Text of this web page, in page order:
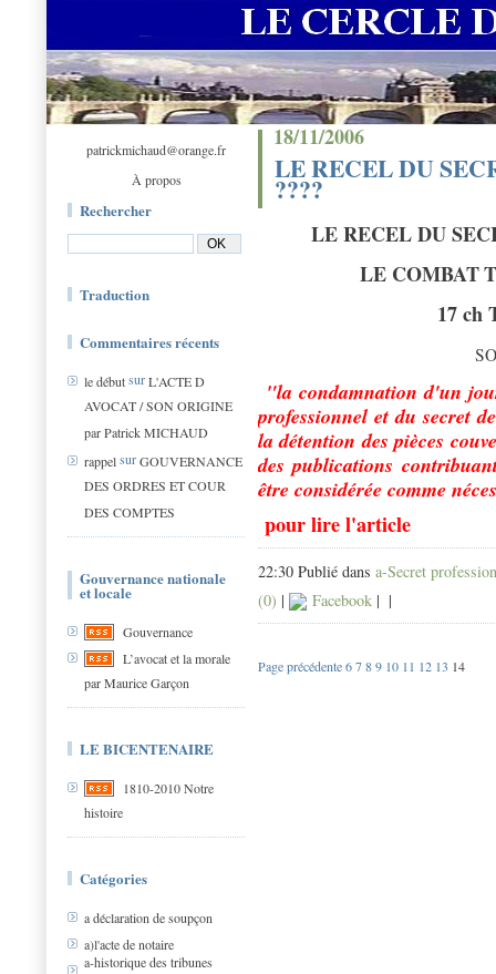
patrickmichaud@orange.fr
À propos
Rechercher
Traduction
Commentaires récents
le débutsurL'ACTE D
AVOCAT / SON ORIGINE
par Patrick MICHAUD
rappelsurGOUVERNANCE
DES ORDRES ET COUR
DES COMPTES
Gouvernance nationale
et locale
Gouvernance
L’avocat et la morale
par Maurice Garçon
LE BICENTENAIRE
1810-2010 Notre
histoire
Catégories
a déclaration de soupçon
a)l'acte de notaire
a-historique des tribunes
18/11/2006
LE RECEL DU
????
LE RECEL DU
LE COMBAT
17 ch
SO
"la condamnation d'un
professionnel et du secret
la détention des pièces
des publications
être considérée comme
pour lire l'article
22:30 Publié dans a-Secret
(0) | Facebook | |
Page précédente6789 10 11 12 13 14